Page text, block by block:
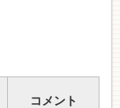
コメント